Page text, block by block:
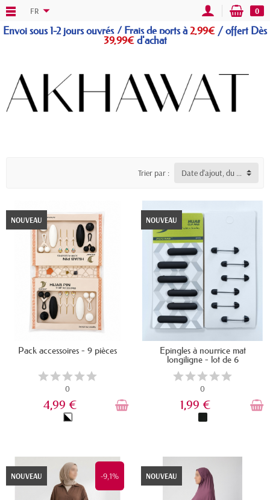
Envoi sous 1-2 jours ouvrés / Frais de ports à 2,99€ /offert Dès
39,99€d'achat
FR 0
Trier par : Date d'ajout, du plus récent au plus ancien
NOUVEAU
Pack accessoires - 9 pièces
0
4,99 €
EN STOCK
NOUVEAU
Epingles à nourrice mat
longiligne - lot de 6
0
1,99 €
NOUVEAU
-9,1% NOUVEAU